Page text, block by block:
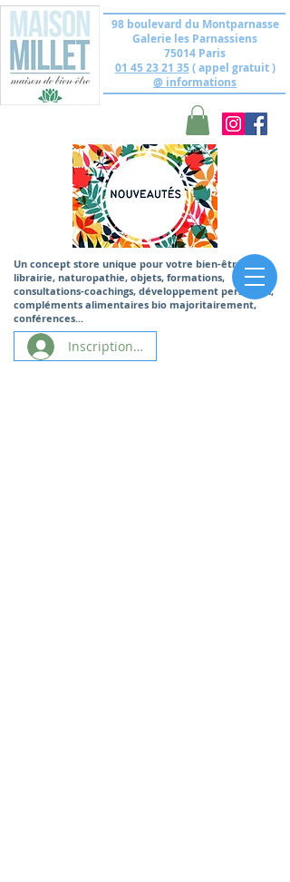
98 boulevard du Montparnasse
Galerie les Parnassiens
75014 Paris
01 45 23 21 35( appel gratuit )
@ informations
Un concept store unique pour votre bien-être,
librairie, naturopathie, objets, formations,
consultations-coachings, développement personnel,
compléments alimentaires bio majoritairement,
conférences...
Inscription/Connexion